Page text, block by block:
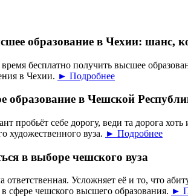
образование в Чехии: шанс,
бесплатно получить высшее
в Чехии. ► Подробнее
образование в Чешской
пробьёт себе дорогу, веди та дорога
художественного вуза. ► Подробнее
в выборе чешского вуза
ответственная. Усложняет её и то, что
сфере чешского высшего образования. ►